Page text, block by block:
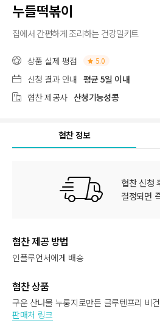
누들떡볶이
집에서 간편하게 조리하는 건강밀키트
상품 실제 평점 5.0
신청 결과 안내 평균 5일 이내
협찬 제공사 산청기능성콩
협찬 정보
협찬 신청
결정되면
협찬 제공 방법
인플루언서에게 배송
협찬 상품
구운 산나물 누룽지로만든 글루텐프리 비
판매처 링크